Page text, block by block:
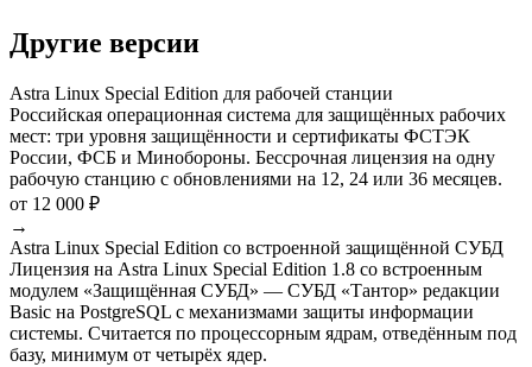
Другие версии
Astra Linux Special Edition для рабочей станции
Российская операционная система для защищённых рабочих
мест: три уровня защищённости и сертификаты ФСТЭК
России, ФСБ и Минобороны. Бессрочная лицензия на одну
рабочую станцию с обновлениями на 12, 24 или 36 месяцев.
от 12 000 ₽
→
Astra Linux Special Edition со встроенной защищённой СУБД
Лицензия на Astra Linux Special Edition 1.8 со встроенным
модулем «Защищённая СУБД» — СУБД «Тантор» редакции
Basic на PostgreSQL с механизмами защиты информации
системы. Считается по процессорным ядрам, отведённым под
базу, минимум от четырёх ядер.